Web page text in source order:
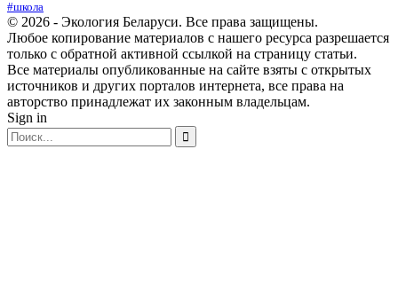
#школа
© 2026 - Экология Беларуси. Все права защищены.
Любое копирование материалов с нашего ресурса разрешается
только с обратной активной ссылкой на страницу статьи.
Все материалы опубликованные на сайте взяты с открытых
источников и других порталов интернета, все права на
авторство принадлежат их законным владельцам.
Sign in